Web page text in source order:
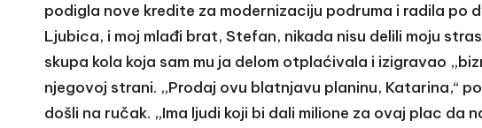
podigla nove kredite za modernizaciju podruma i radila po
Ljubica, i moj mlađi brat, Stefan, nikada nisu delili moju
skupa kola koja sam mu ja delom otplaćivala i izigravao
njegovoj strani. „Prodaj ovu blatnjavu planinu, Katarina,“
došli na ručak. „Ima ljudi koji bi dali milione za ovaj plac